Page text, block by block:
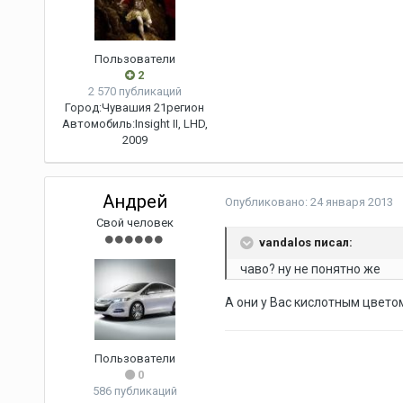
Пользователи
2
2 570 публикаций
Город:Чувашия 21регион
Автомобиль:Insight II, LHD,
2009
Андрей
Свой человек
Пользователи
0
586 публикаций
Опубликовано: 24 января 2013
vandalos писал:
чаво? ну не понятно же
А они у Вас кислотным